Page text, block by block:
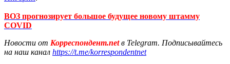
ВОЗ прогнозирует большое будущее новому штамму
COVID
Новости от Корреспондент.netв Telegram. Подписывайтесь
на наш канал https://t.me/korrespondentnet